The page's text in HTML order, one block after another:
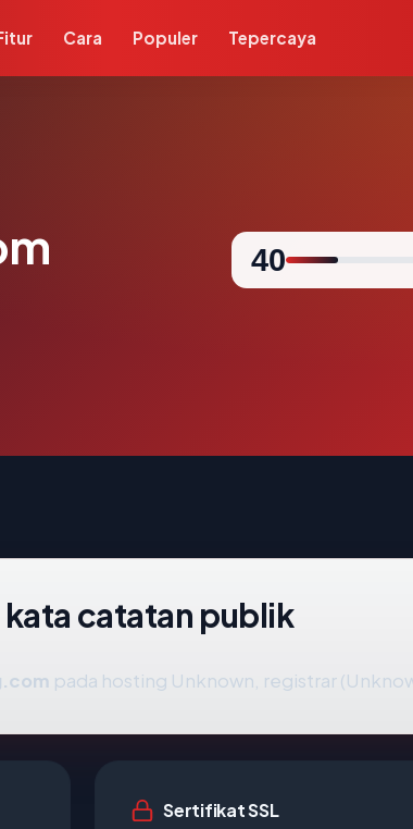
Cara Populer Tepercaya
40
catatan publik
pada hosting Unknown, registrar
Sertifikat SSL